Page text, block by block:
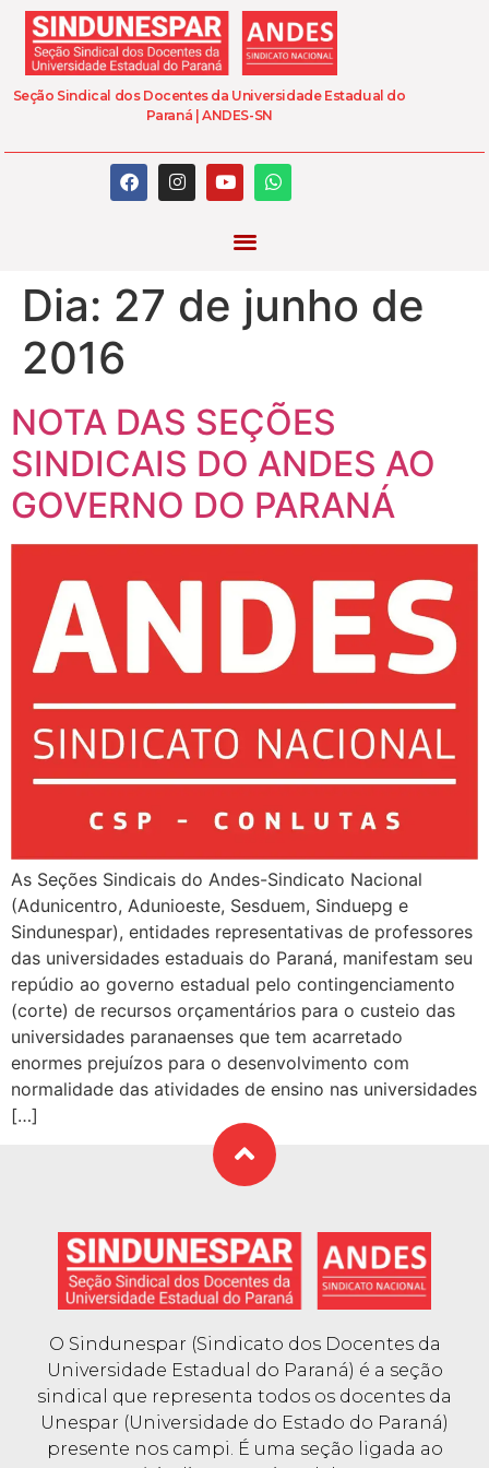
Seção Sindical dos Docentes da Universidade Estadual do
Paraná | ANDES-SN
Dia: 27 de junho de
2016
NOTA DAS SEÇÕES
SINDICAIS DO ANDES AO
GOVERNO DO PARANÁ
As Seções Sindicais do Andes-Sindicato Nacional
(Adunicentro, Adunioeste, Sesduem, Sinduepg e
Sindunespar), entidades representativas de professores
das universidades estaduais do Paraná, manifestam seu
repúdio ao governo estadual pelo contingenciamento
(corte) de recursos orçamentários para o custeio das
universidades paranaenses que tem acarretado
enormes prejuízos para o desenvolvimento com
normalidade das atividades de ensino nas universidades
[…]
O Sindunespar (Sindicato dos Docentes da
Universidade Estadual do Paraná) é a seção
sindical que representa todos os docentes da
Unespar (Universidade do Estado do Paraná)
presente nos campi. É uma seção ligada ao